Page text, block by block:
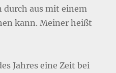
durch aus mit einem
kann. Meiner heißt
Jahres eine Zeit bei